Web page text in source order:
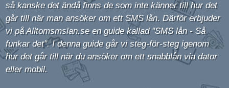
så kanske det ändå finns de som inte känner till hur det
går till när man ansöker om ett SMS lån. Därför erbjuder
vi på Alltomsmslan.se en guide kallad "SMS lån - Så
funkar det". I denna guide går vi steg-för-steg igenom
hur det går till när du ansöker om ett snabblån via dator
eller mobil.